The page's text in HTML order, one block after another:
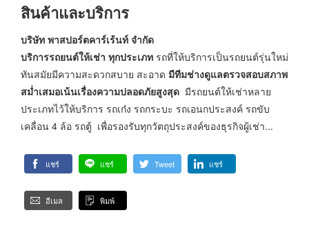
สินค้าและบริการ
บริษัท พาสปอร์ตคาร์เร้นท์ จำกัด
บริการรถยนต์ให้เช่า ทุกประเภท รถที่ให้บริการเป็นรถยนต์รุ่นใหม่
ทันสมัยมีความสะดวกสบาย สะอาด มีทีมช่างดูแลตรวจสอบสภาพ
สม่ำเสมอเน้นเรื่องความปลอดภัยสูงสุด มีรถยนต์ให้เช่าหลาย
ประเภทไว้ให้บริการ รถเก๋ง รถกระบะ รถเอนกประสงค์ รถขับ
เคลื่อน 4 ล้อ รถตู้ เพื่อรองรับทุกวัตถุประสงค์ของธุรกิจผู้เช่า...
แชร์ แชร์ Tweet แชร์
อีเมล พิมพ์